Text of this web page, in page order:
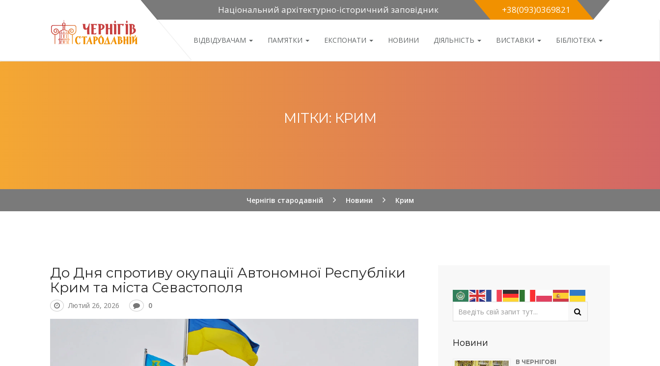
Національний архітектурно-історичний заповідник +38(093)0369821
ВІДВІДУВАЧАМ ПАМ’ЯТКИ ЕКСПОНАТИ НОВИНИ ДІЯЛЬНІСТЬ ВИСТАВКИ БІБЛІОТЕКА
МІТКИ: КРИМ
Чернігів стародавній Новини Крим
До Дня спротиву окупації Автономної Республіки
Крим та міста Севастополя
Лютий 26, 2026 0
Новини
В ЧЕРНІГОВІ